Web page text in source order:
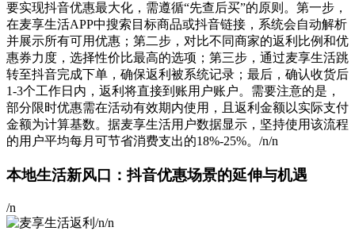
要实现抖音优惠最大化，需遵循“先查后买”的原则。第一步，
在麦享生活APP中搜索目标商品或抖音链接，系统会自动解析
并展示所有可用优惠；第二步，对比不同商家的返利比例和优
惠券力度，选择性价比最高的选项；第三步，通过麦享生活跳
转至抖音完成下单，确保返利被系统记录；最后，确认收货后
1-3个工作日内，返利将直接到账用户账户。需要注意的是，
部分限时优惠需在活动有效期内使用，且返利金额以实际支付
金额为计算基数。据麦享生活用户数据显示，坚持使用该流程
的用户平均每月可节省消费支出的18%-25%。/n/n
本地生活新风口：抖音优惠场景的延伸与机遇
/n
/n/n